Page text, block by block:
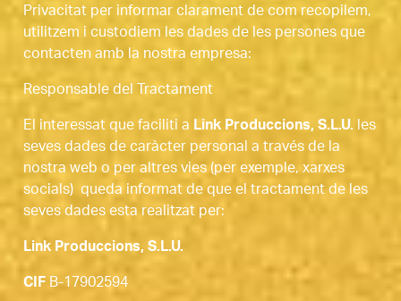
Privacitat per informar clarament de com recopilem,
utilitzem i custodiem les dades de les persones que
contacten amb la nostra empresa:
Responsable del Tractament
El interessat que faciliti a Link Produccions, S.L.U. les
seves dades de caràcter personal a través de la
nostra web o per altres vies (per exemple, xarxes
socials) queda informat de que el tractament de les
seves dades esta realitzat per:
Link Produccions, S.L.U.
CIFB-17902594